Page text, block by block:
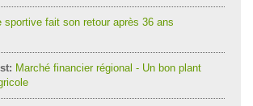
sportive fait son retour après 36 ans
Marché financier régional - Un bon plant